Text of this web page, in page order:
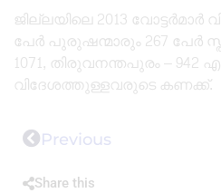
ജില്ലയിലെ 2013
പേർ പുരുഷന്മാരും 267 പേർ
1071, തിരുവനന്തപുരം – 942
വിദേശത്തുള്ളവരുടെ കണക്ക്.
Previous
Share this